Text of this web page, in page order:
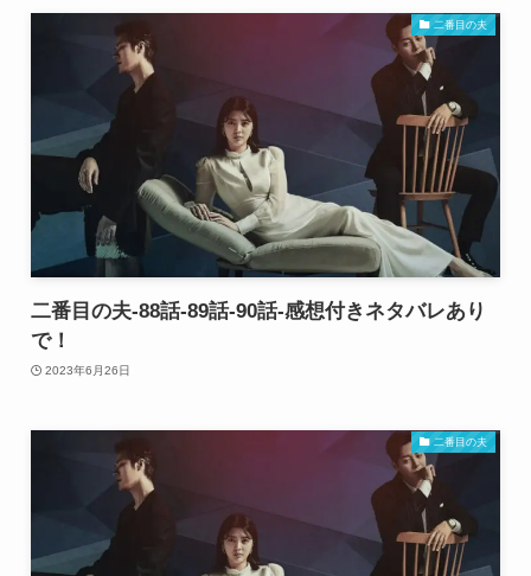
二番目の夫
二番目の夫-88話-89話-90話-感想付きネタバレあり
で！
2023年6月26日
二番目の夫